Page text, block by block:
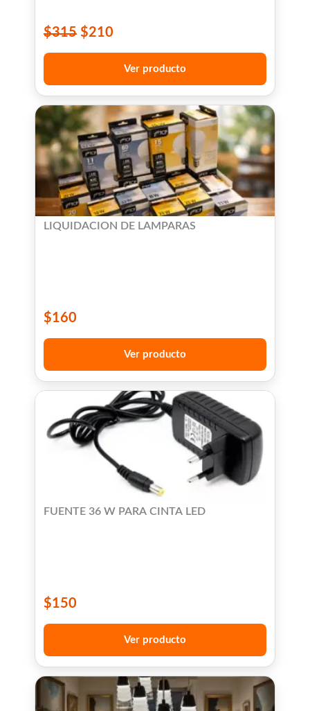
$315 $210
Ver producto
LIQUIDACION DE LAMPARAS
$160
Ver producto
FUENTE 36 W PARA CINTA LED
$150
Ver producto